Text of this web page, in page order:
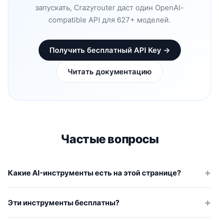
запускать, Crazyrouter даст один OpenAI-
compatible API для 627+ моделей.
Получить бесплатный API Key →
Читать документацию
Частые вопросы
Какие AI-инструменты есть на этой странице?
они помогают с ценами, исследованием, трекингом
трендов и выбором моделей.
Эти инструменты бесплатны?